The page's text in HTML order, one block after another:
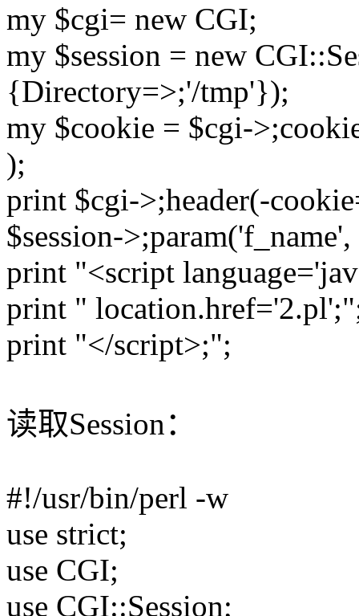
my $cgi= new CGI;
my $session = new
{Directory=>;'/tmp'});
my $cookie = $cgi-
);
print $cgi->;header(-
$session-
print "<script
print "
print "</script>;";
读取Session：
#!/usr/bin/perl -w
use strict;
use CGI;
use CGI::Session;